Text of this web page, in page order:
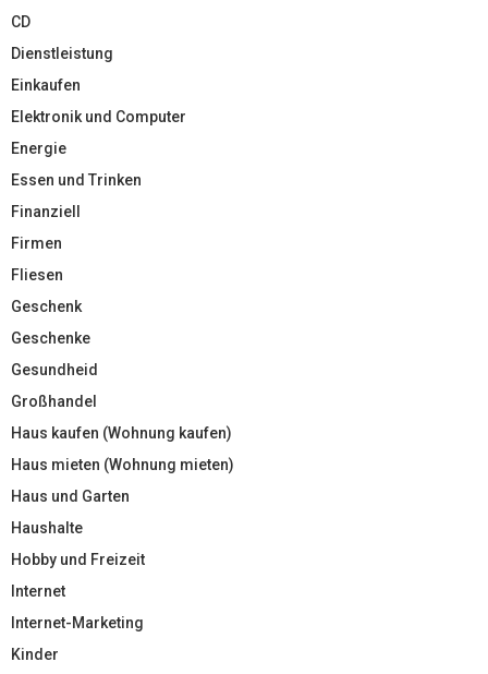
CD
Dienstleistung
Einkaufen
Elektronik und Computer
Energie
Essen und Trinken
Finanziell
Firmen
Fliesen
Geschenk
Geschenke
Gesundheid
Großhandel
Haus kaufen (Wohnung kaufen)
Haus mieten (Wohnung mieten)
Haus und Garten
Haushalte
Hobby und Freizeit
Internet
Internet-Marketing
Kinder